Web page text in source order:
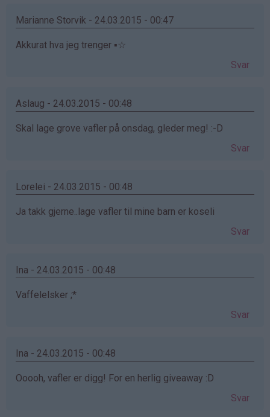
Marianne Storvik - 24.03.2015 - 00:47
Akkurat hva jeg trenger ▪☆
Svar
Aslaug - 24.03.2015 - 00:48
Skal lage grove vafler på onsdag, gleder meg! :-D
Svar
Lorelei - 24.03.2015 - 00:48
Ja takk gjerne..lage vafler til mine barn er koseli
Svar
Ina - 24.03.2015 - 00:48
Vaffelelsker ;*
Svar
Ina - 24.03.2015 - 00:48
Ooooh, vafler er digg! For en herlig giveaway :D
Svar